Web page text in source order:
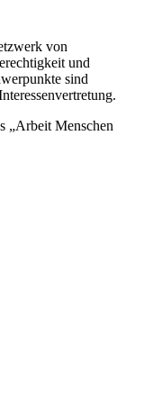
von
und
sind
„Arbeit Menschen